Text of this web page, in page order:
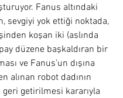
Fanus altındaki
sevgiyi yok ettiği noktada,
koşan iki (aslında
düzene başkaldıran bir
ve Fanus’un dışına
alınan robot dadının
geri getirilmesi kararıyla